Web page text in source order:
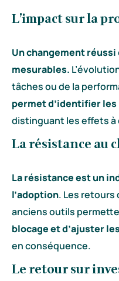
L’impact sur la
Un changement
mesurables.
tâches ou de la
permet d’identifier
distinguant les effets à
La résistance au
La résistance est un
l’adoption. Les retours
anciens outils
blocage et d’ajuster
en conséquence.
Le retour sur